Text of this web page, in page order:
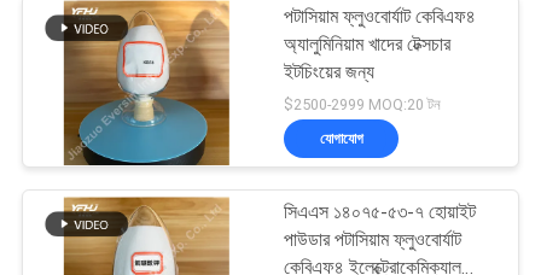
মামলা
একটি
ফ্লোরাইড লবণ
পটাসিয়াম ফ্লুওবোর্যাট কেবিএফ৪
অ্যালুমিনিয়াম খাদের টেক্সচার
ইটচিংয়ের জন্য
$2500-2999 MOQ:20 টন
যোগাযোগ
সিএএস ১৪০৭৫-৫৩-৭ হোয়াইট
পাউডার পটাসিয়াম ফ্লুওবোর্যাট
কেবিএফ৪ ইলেক্ট্রোকেমিক্যাল